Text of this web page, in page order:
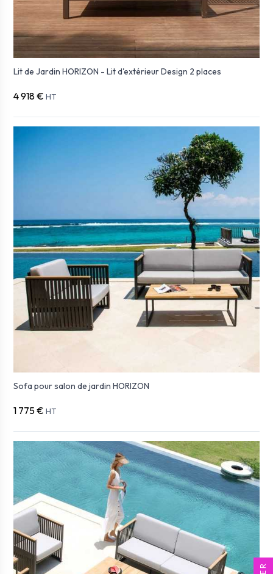
Lit de Jardin HORIZON - Lit d'extérieur Design 2 places
4 918 € HT
Sofa pour salon de jardin HORIZON
1 775 € HT